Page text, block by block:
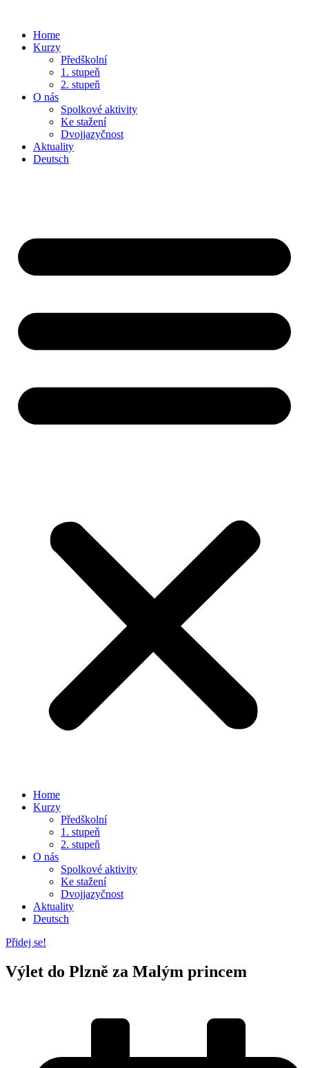
Home
Kurzy
Předškolní
1. stupeň
2. stupeň
O nás
Spolkové aktivity
Ke stažení
Dvojjazyčnost
Aktuality
Deutsch
Home
Kurzy
Předškolní
1. stupeň
2. stupeň
O nás
Spolkové aktivity
Ke stažení
Dvojjazyčnost
Aktuality
Deutsch
Přidej se!
Výlet do Plzně za Malým princem